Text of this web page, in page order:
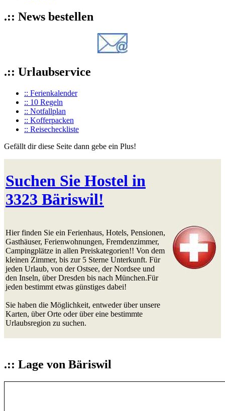
.:: News bestellen
.:: Urlaubservice
:: Ferienkalender
:: 10 Regeln
:: Notfallplan
:: Kofferpacken
:: Reisecheckliste
Gefällt dir diese Seite dann gebe ein Plus!
Suchen Sie Hostel in
3323 Bäriswil!
Hier finden Sie ein Ferienhaus, Hotels, Pensionen,
Gasthäuser, Ferienwohnungen, Fremdenzimmer,
Campingplätze in allen Preiskategorien!! Von dem
kleinen Zimmer, bis zur 5 Sterne Unterkunft. Für
jeden Urlaub, von der Ostsee, der Nordsee und
den Inseln, über Dresden bis nach München.Für
jeden bestimmt etwas günstiges dabei!
Sie haben die Möglichkeit, entweder über unsere
Karten, über Orte oder über eine bestimmte
Urlaubsregion zu suchen.
.:: Lage von Bäriswil